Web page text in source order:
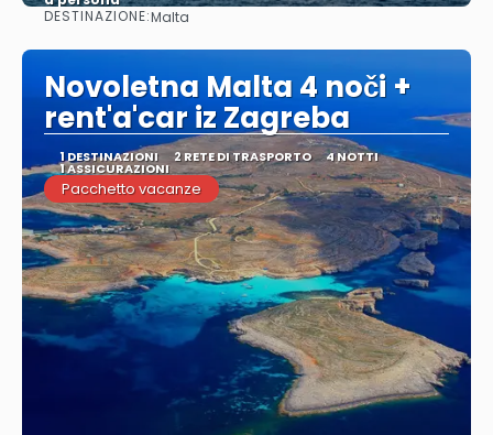
DESTINAZIONE:Malta
Novoletna Malta 4 noči +
rent'a'car iz Zagreba
1 DESTINAZIONI 2 RETE DI TRASPORTO 4 NOTTI
1 ASSICURAZIONI
Pacchetto vacanze